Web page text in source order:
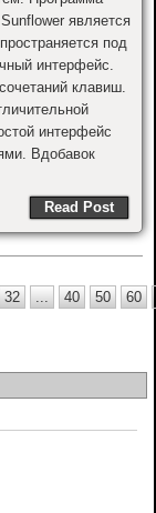
является
под
интерфейс.
клавиш.
интерфейс
Вдобавок
Read Post
32 ... 40 50
60